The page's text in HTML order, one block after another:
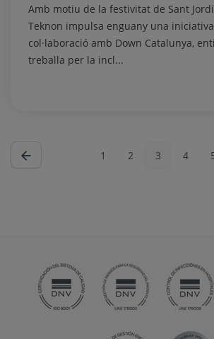
Amb motiu de la festivitat de Sant
Teknon impulsa enguany una
col·laboració amb Down Catalunya,
treballa per la incl...
1 2 3 4